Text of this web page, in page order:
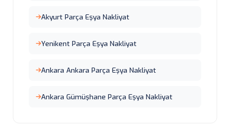
Akyurt Parça Eşya Nakliyat
Yenikent Parça Eşya Nakliyat
Ankara Ankara Parça Eşya Nakliyat
Ankara Gümüşhane Parça Eşya Nakliyat